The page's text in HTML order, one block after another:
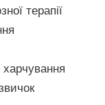
терапії